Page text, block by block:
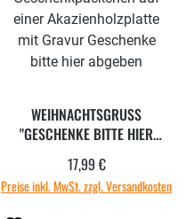
WEIHNACHTSGRUSS "
GESCHENKE BITTE HIER
Regulärer Preis:
17,99 €
Preise inkl. MwSt. zzgl. Versandkosten